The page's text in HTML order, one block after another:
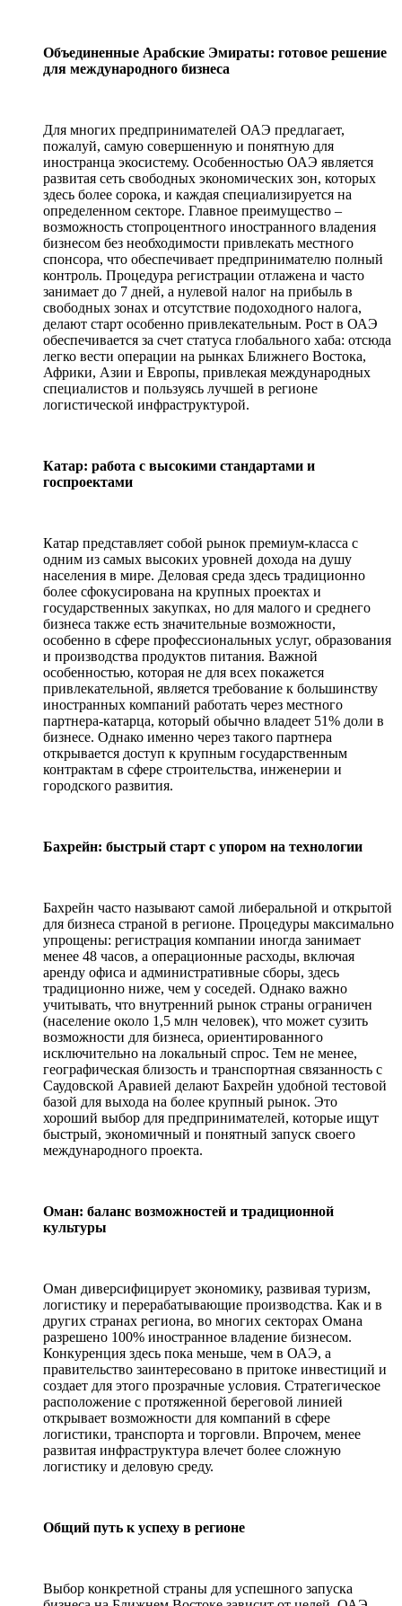
Объединенные Арабские Эмираты: готовое решение
для международного бизнеса
Для многих предпринимателей ОАЭ предлагает,
пожалуй, самую совершенную и понятную для
иностранца экосистему. Особенностью ОАЭ является
развитая сеть свободных экономических зон, которых
здесь более сорока, и каждая специализируется на
определенном секторе. Главное преимущество –
возможность стопроцентного иностранного владения
бизнесом без необходимости привлекать местного
спонсора, что обеспечивает предпринимателю полный
контроль. Процедура регистрации отлажена и часто
занимает до 7 дней, а нулевой налог на прибыль в
свободных зонах и отсутствие подоходного налога,
делают старт особенно привлекательным. Рост в ОАЭ
обеспечивается за счет статуса глобального хаба: отсюда
легко вести операции на рынках Ближнего Востока,
Африки, Азии и Европы, привлекая международных
специалистов и пользуясь лучшей в регионе
логистической инфраструктурой.
Катар: работа с высокими стандартами и
госпроектами
Катар представляет собой рынок премиум-класса с
одним из самых высоких уровней дохода на душу
населения в мире. Деловая среда здесь традиционно
более сфокусирована на крупных проектах и
государственных закупках, но для малого и среднего
бизнеса также есть значительные возможности,
особенно в сфере профессиональных услуг, образования
и производства продуктов питания. Важной
особенностью, которая не для всех покажется
привлекательной, является требование к большинству
иностранных компаний работать через местного
партнера-катарца, который обычно владеет 51% доли в
бизнесе. Однако именно через такого партнера
открывается доступ к крупным государственным
контрактам в сфере строительства, инженерии и
городского развития.
Бахрейн: быстрый старт с упором на технологии
Бахрейн часто называют самой либеральной и открытой
для бизнеса страной в регионе. Процедуры максимально
упрощены: регистрация компании иногда занимает
менее 48 часов, а операционные расходы, включая
аренду офиса и административные сборы, здесь
традиционно ниже, чем у соседей. Однако важно
учитывать, что внутренний рынок страны ограничен
(население около 1,5 млн человек), что может сузить
возможности для бизнеса, ориентированного
исключительно на локальный спрос. Тем не менее,
географическая близость и транспортная связанность с
Саудовской Аравией делают Бахрейн удобной тестовой
базой для выхода на более крупный рынок. Это
хороший выбор для предпринимателей, которые ищут
быстрый, экономичный и понятный запуск своего
международного проекта.
Оман: баланс возможностей и традиционной
культуры
Оман диверсифицирует экономику, развивая туризм,
логистику и перерабатывающие производства. Как и в
других странах региона, во многих секторах Омана
разрешено 100% иностранное владение бизнесом.
Конкуренция здесь пока меньше, чем в ОАЭ, а
правительство заинтересовано в притоке инвестиций и
создает для этого прозрачные условия. Стратегическое
расположение с протяженной береговой линией
открывает возможности для компаний в сфере
логистики, транспорта и торговли. Впрочем, менее
развитая инфраструктура влечет более сложную
логистику и деловую среду.
Общий путь к успеху в регионе
Выбор конкретной страны для успешного запуска